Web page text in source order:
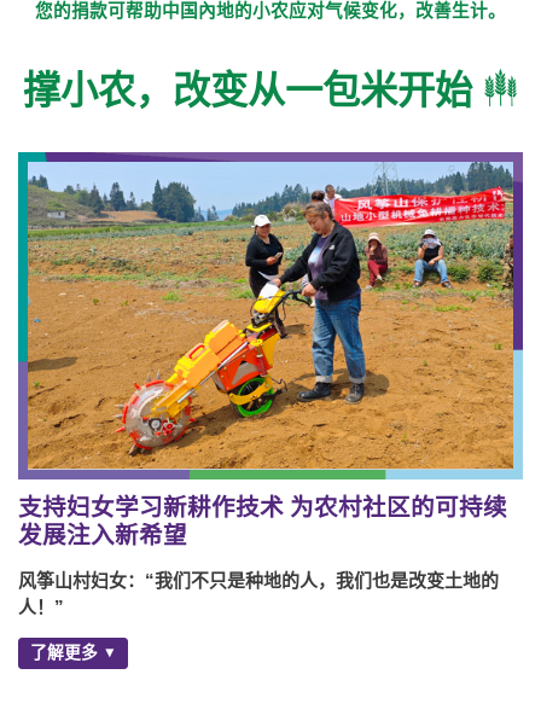
您的捐款可帮助中国內地的小农应对气候变化，改善生计。
撑小农，改变从一包米开始
支持妇女学习新耕作技术 为农村社区的可持续
发展注入新希望
风筝山村妇女：“我们不只是种地的人，我们也是改变土地的
人！”
了解更多